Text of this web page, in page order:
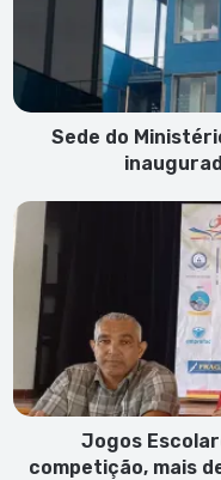
Transportes
inaugurada
hoje
Sal
Sede do
Jogos
Escolares
da
ESAO:
Três
dias
competição,
mais
mil
Jogos
competição, mais